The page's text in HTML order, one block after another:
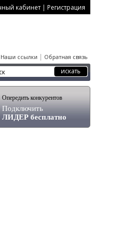
кабинет | Регистрация
Наши ссылки | Обратная связь
Опередить конкурентов
Подключить
ЛИДЕР бесплатно